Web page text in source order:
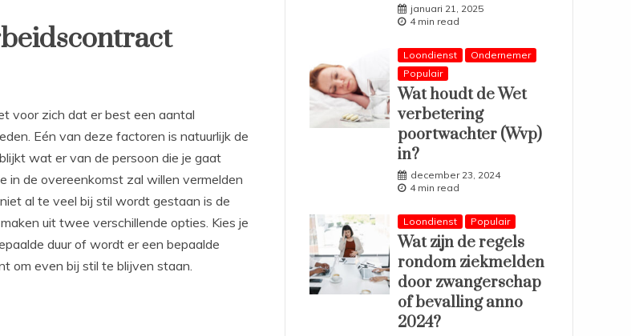
voor zich dat er best een aantal
Eén van deze factoren is natuurlijk de
wat er van de persoon die je gaat
de overeenkomst zal willen vermelden
al te veel bij stil wordt gestaan is de
uit twee verschillende opties. Kies je
duur of wordt er een bepaalde
om even bij stil te blijven staan.
januari 21, 2025
4 min read
Loondienst
Ondernemer
Populair
Wat houdt de Wet
verbetering
poortwachter (Wvp)
in?
december 23, 2024
4 min read
Loondienst Populair
Wat zijn de regels
rondom ziekmelden
door zwangerschap
of bevalling anno
2024?